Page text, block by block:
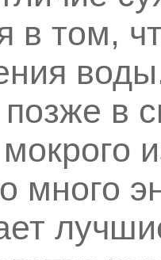
в том,
позже в
много